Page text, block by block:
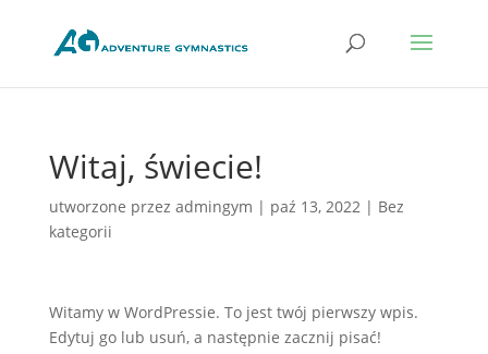
Witaj, świecie!
utworzone przez admingym | paź 13, 2022| Bez
kategorii
Witamy w WordPressie. To jest twój pierwszy wpis.
Edytuj go lub usuń, a następnie zacznij pisać!